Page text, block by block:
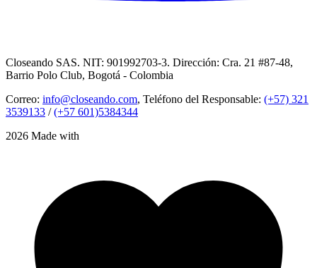
Closeando SAS. NIT: 901992703-3. Dirección: Cra. 21 #87-48,
Barrio Polo Club, Bogotá - Colombia
Correo: info@closeando.com, Teléfono del Responsable: (+57) 321
3539133 /(+57 601)5384344
2026 Made with